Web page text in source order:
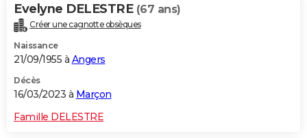
Evelyne DELESTRE (67 ans)
Créer une cagnotte obsèques
Naissance
21/09/1955 à Angers
Décès
16/03/2023 à Marçon
Famille DELESTRE